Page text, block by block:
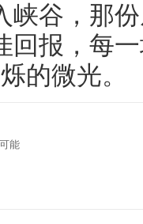
峡谷，那
回报，每
的微光。
能